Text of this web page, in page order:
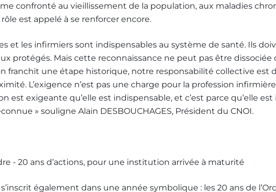
confronté au vieillissement de la population, aux maladies
est appelé à se renforcer encore.
et les infirmiers sont indispensables au système de santé. Ils
protégés. Mais cette reconnaissance ne peut pas être dissociée
franchit une étape historique, notre responsabilité collective est
L’exigence n’est pas une charge pour la profession infirmière.
est exigeante qu’elle est indispensable, et c’est parce qu’elle
» souligne Alain DESBOUCHAGES, Président du CNOI.
- 20 ans d’actions, pour une institution arrivée à maturité
également dans une année symbolique : les 20 ans de